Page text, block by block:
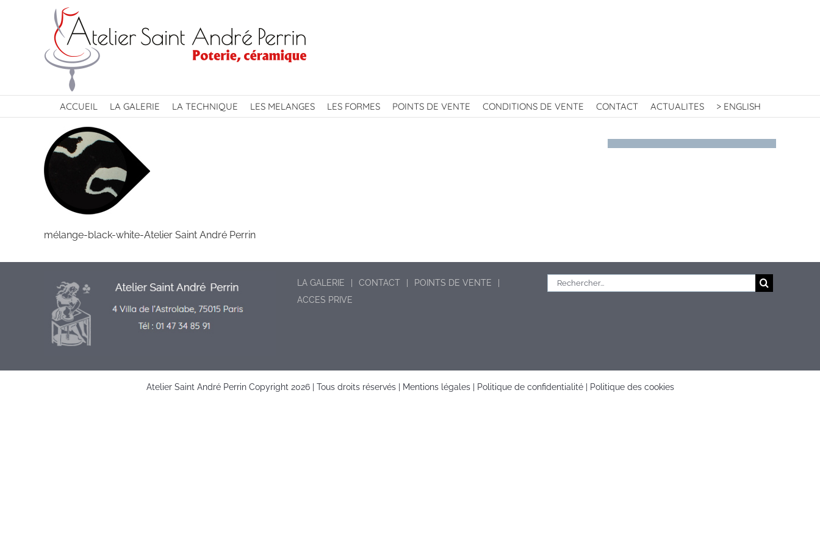
ACCUEIL LA GALERIE LA TECHNIQUE LES MELANGES LES FORMES POINTS DE VENTE CONDITIONS DE VENTE CONTACT ACTUALITES > ENGLISH
mélange-black-white-Atelier Saint André Perrin
LA GALERIE CONTACT
POINTS DE VENTE
ACCES PRIVE
Rechercher:
Atelier Saint André Perrin Copyright 2026 | Tous droits réservés | Mentions légales| Politique de confidentialité| Politique des cookies